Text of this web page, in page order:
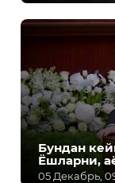
Бундан
Ёшларни,
давом
05 Декабрь,